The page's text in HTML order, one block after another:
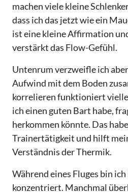
machen viele kleine
dass ich das jetzt wie ein
ist eine kleine Affirmation
verstärkt das Flow-Gefühl.
Untenrum verzweifle ich
Aufwind mit dem Boden
korrelieren funktioniert
ich einen guten Bart habe,
herkommen könnte. Das
Trainertätigkeit und hilft
Verständnis der Thermik.
Während eines Fluges bin
konzentriert. Manchmal